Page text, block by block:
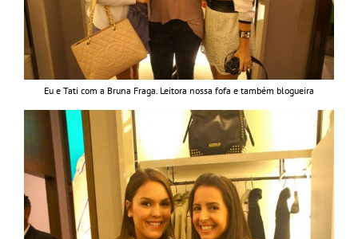
Eu e Tati com a Bruna Fraga. Leitora nossa fofa e também blogueira